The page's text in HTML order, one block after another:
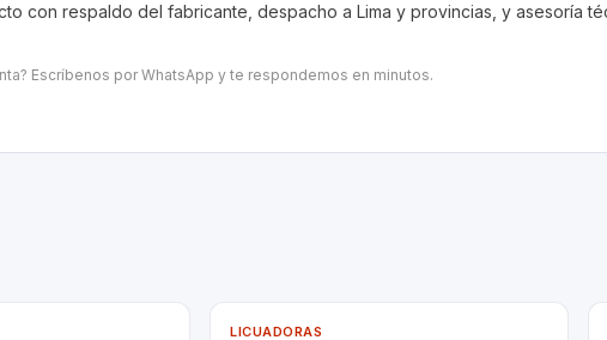
con respaldo del fabricante, despacho a Lima y provincias, y asesoría
Escríbenos por WhatsApp y te respondemos en minutos.
LICUADORAS